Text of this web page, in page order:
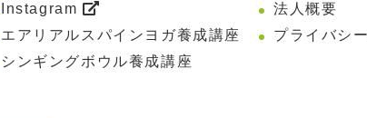
Instagram
エアリアルスパインヨガ養成講座
シンギングボウル養成講座
法人概要
プライバシ